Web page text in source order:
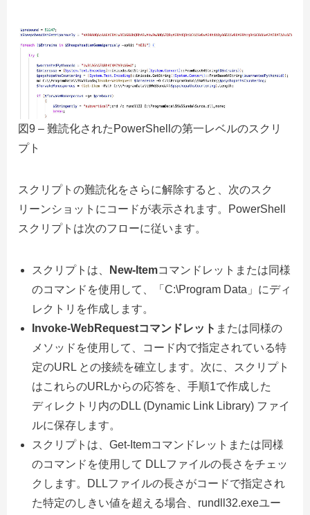
図9 – 難読化されたPowerShellの第一レベルのスクリ
プト
スクリプトの難読化をさらに解除すると、次のスク
リーンショットにコードが表示されます。PowerShell
スクリプトは次のフローに従います。
スクリプトは、 New-Itemコマンドレットまたは同様
のコマンドを使用して、「C:\Program Data」にディ
レクトリを作成します。
Invoke-WebRequestコマンドレット または同様の
メソッドを使用して、コード内で指定されている特
定のURL との接続を確立します。次に、スクリプト
はこれらのURLからの応答を、手順1で作成した
ディレクトリ内のDLL (Dynamic Link Library) ファイ
ルに保存します。
スクリプトは、Get-Itemコマンドレットまたは同様
のコマンドを使用して DLLファイルの長さをチェッ
クします。DLLファイルの長さがコードで指定され
た特定のしきい値を超える場合、rundll32.exeユー